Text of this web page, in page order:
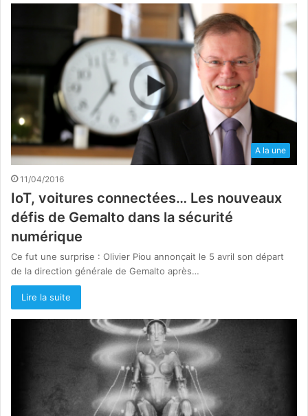
A la une
11/04/2016
IoT, voitures connectées… Les nouveaux
défis de Gemalto dans la sécurité
numérique
Ce fut une surprise : Olivier Piou annonçait le 5 avril son départ
de la direction générale de Gemalto après…
Lire la suite